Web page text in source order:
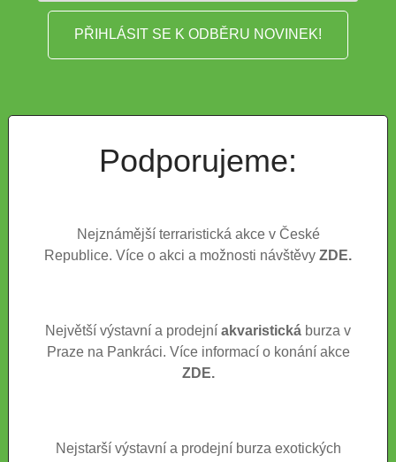
Podporujeme:
Nejznámější terraristická akce v České
Republice. Více o akci a možnosti návštěvy ZDE.
Největší výstavní a prodejní akvaristická burza v
Praze na Pankráci. Více informací o konání akce
ZDE.
Nejstarší výstavní a prodejní burza exotických